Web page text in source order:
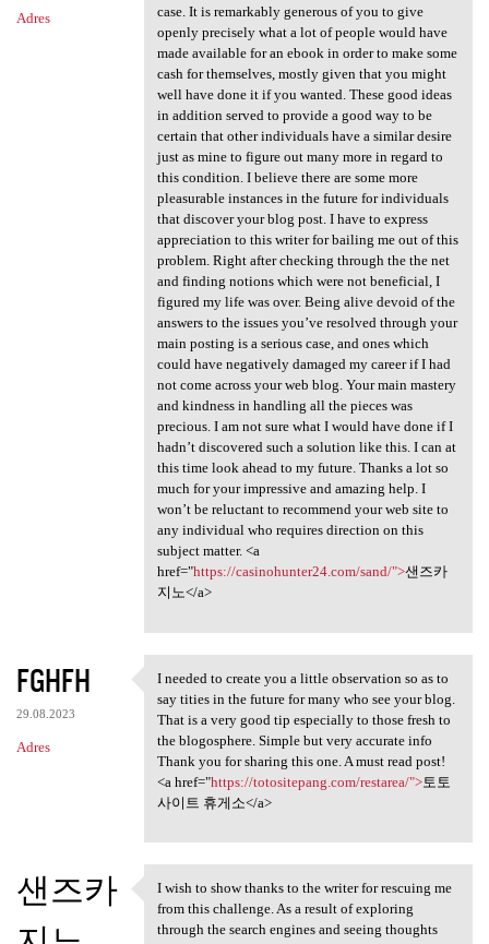
Adres
case. It is remarkably generous of you to give
openly precisely what a lot of people would have
made available for an ebook in order to make some
cash for themselves, mostly given that you might
well have done it if you wanted. These good ideas
in addition served to provide a good way to be
certain that other individuals have a similar desire
just as mine to figure out many more in regard to
this condition. I believe there are some more
pleasurable instances in the future for individuals
that discover your blog post. I have to express
appreciation to this writer for bailing me out of this
problem. Right after checking through the the net
and finding notions which were not beneficial, I
figured my life was over. Being alive devoid of the
answers to the issues you’ve resolved through your
main posting is a serious case, and ones which
could have negatively damaged my career if I had
not come across your web blog. Your main mastery
and kindness in handling all the pieces was
precious. I am not sure what I would have done if I
hadn’t discovered such a solution like this. I can at
this time look ahead to my future. Thanks a lot so
much for your impressive and amazing help. I
won’t be reluctant to recommend your web site to
any individual who requires direction on this
subject matter. <a
href="https://casinohunter24.com/sand/">샌즈카
지노</a>
FGHFH
29.08.2023
Adres
I needed to create you a
I needed to create you a little observation so as to
say tities in the future for many who see your blog.
That is a very good tip especially to those fresh to
the blogosphere. Simple but very accurate info
Thank you for sharing this one. A must read post!
<a href="https://totositepang.com/restarea/">토토
사이트 휴게소</a>
샌즈카
I wish to show thanks to the
I wish to show thanks to the writer for rescuing me
from this challenge. As a result of exploring
through the search engines and seeing thoughts